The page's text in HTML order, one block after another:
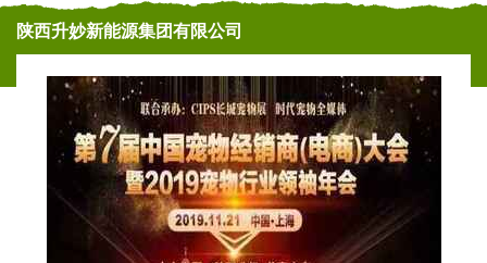
陕西升妙新能源集团有限公司